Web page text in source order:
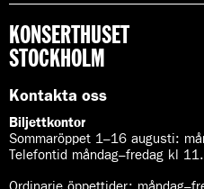
KONSERTHUSET
STOCKHOLM
Kontakta oss
Biljettkontor
Sommaröppet 1–16 augusti:
Telefontid måndag–fredag kl